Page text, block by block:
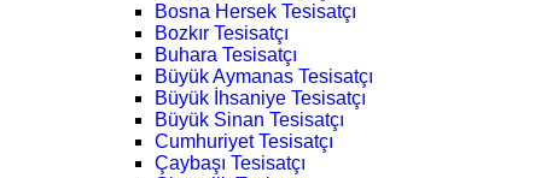
Bosna Hersek Tesisatçı
Bozkır Tesisatçı
Buhara Tesisatçı
Büyük Aymanas Tesisatçı
Büyük İhsaniye Tesisatçı
Büyük Sinan Tesisatçı
Cumhuriyet Tesisatçı
Çaybaşı Tesisatçı